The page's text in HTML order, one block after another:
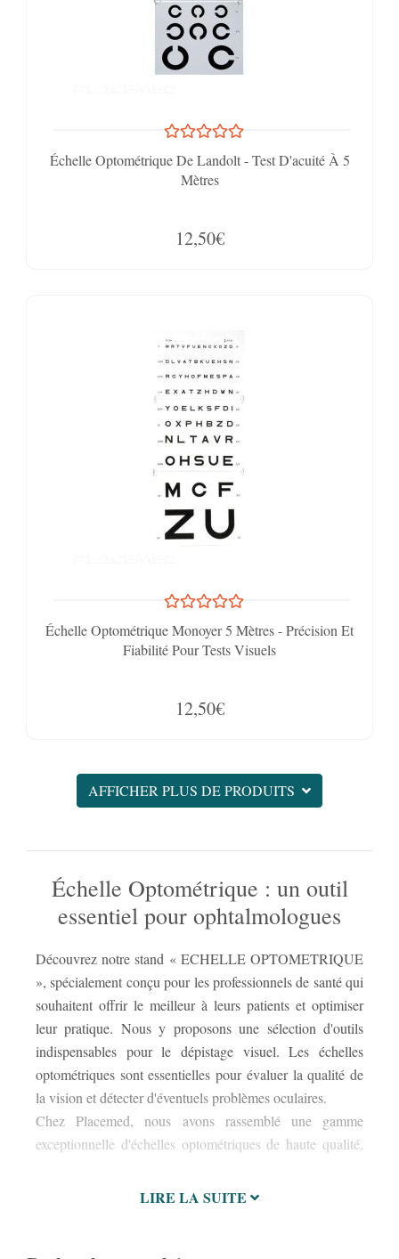
Échelle Optométrique De Landolt - Test D'acuité À 5
Mètres
12,50€
Échelle Optométrique Monoyer 5 Mètres - Précision Et
Fiabilité Pour Tests Visuels
12,50€
AFFICHER PLUS DE PRODUITS
Échelle Optométrique : un outil
essentiel pour ophtalmologues
Découvrez notre stand « ECHELLE OPTOMETRIQUE
», spécialement conçu pour les professionnels de santé qui
souhaitent offrir le meilleur à leurs patients et optimiser
leur pratique. Nous y proposons une sélection d'outils
indispensables pour le dépistage visuel. Les échelles
optométriques sont essentielles pour évaluer la qualité de
la vision et détecter d'éventuels problèmes oculaires.
Chez Placemed, nous avons rassemblé une gamme
exceptionnelle d'échelles optométriques de haute qualité,
LIRE LA SUITE